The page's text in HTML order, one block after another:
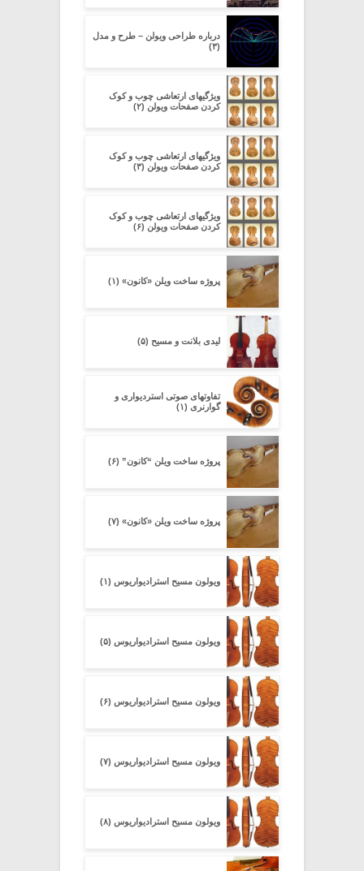
درباره طراحی ویولن – طرح و مدل
(۳)
ویژگیهای ارتعاشی چوب و کوک
کردن صفحات ویولن (۲)
ویژگیهای ارتعاشی چوب و کوک
کردن صفحات ویولن (۳)
ویژگیهای ارتعاشی چوب و کوک
کردن صفحات ویولن (۶)
پروژه ساخت ویلن «کانون» (۱)
لیدی بلانت و مسیح (۵)
تفاوتهای صوتی استردیواری و
گوارنری (۱)
پروژه ساخت ویلن “کانون” (۶)
پروژه ساخت ویلن «کانون» (۷)
ویولون مسیح استرادیواریوس (۱)
ویولون مسیح استرادیواریوس (۵)
ویولون مسیح استرادیواریوس (۶)
ویولون مسیح استرادیواریوس (۷)
ویولون مسیح استرادیواریوس (۸)